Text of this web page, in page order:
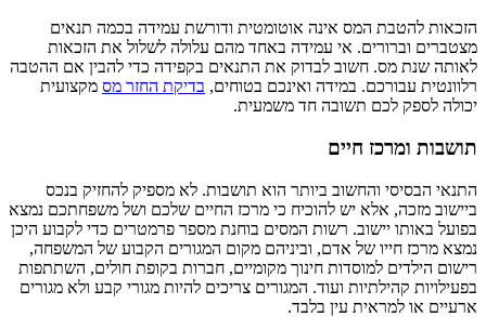
הזכאות להטבת המס אינה אוטומטית ודורשת עמידה בכמה תנאים
מצטברים וברורים. אי עמידה באחד מהם עלולה לשלול את הזכאות
לאותה שנת מס. חשוב לבדוק את התנאים בקפידה כדי להבין אם ההטבה
רלוונטית עבורכם. במידה ואינכם בטוחים, בדיקת החזר מס מקצועית
יכולה לספק לכם תשובה חד משמעית.
תושבות ומרכז חיים
התנאי הבסיסי והחשוב ביותר הוא תושבות. לא מספיק להחזיק בנכס
ביישוב מזכה, אלא יש להוכיח כי מרכז החיים שלכם ושל משפחתכם נמצא
בפועל באותו יישוב. רשות המסים בוחנת מספר פרמטרים כדי לקבוע היכן
נמצא מרכז חייו של אדם, וביניהם מקום המגורים הקבוע של המשפחה,
רישום הילדים למוסדות חינוך מקומיים, חברות בקופת חולים, השתתפות
בפעילויות קהילתיות ועוד. המגורים צריכים להיות מגורי קבע ולא מגורים
ארעיים או למראית עין בלבד.